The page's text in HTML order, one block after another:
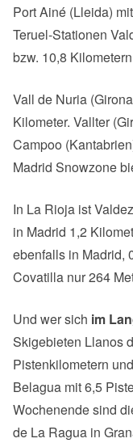
Port Ainé (Lleida)
Teruel-Stationen
bzw. 10,8
Vall de Nuria
Kilometer. Vallter
Campoo
Madrid Snowzone
In La Rioja ist
in Madrid 1,2
ebenfalls in Madrid,
Covatilla nur 264
Und wer sich im
Skigebieten Llanos
Pistenkilometern
Belagua mit 6,5
Wochenende sind
de La Ragua in